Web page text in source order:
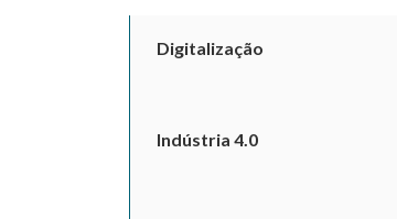
Digitalização
Indústria 4.0